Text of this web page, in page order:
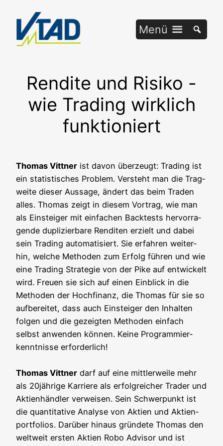
springen
Menü
Rendite und Risiko -
wie Trading wirklich
funktioniert
Tho­mas Vitt­ner ist davon über­zeugt: Tra­ding ist
ein sta­tis­ti­sches Pro­blem. Ver­steht man die Trag­
wei­te die­ser Aus­sa­ge, ändert das beim Traden
alles. Tho­mas zeigt in die­sem Vor­trag, wie man
als Ein­stei­ger mit ein­fa­chen Back­tests her­vor­ra­
gen­de dupli­zier­ba­re Ren­di­ten erzielt und dabei
sein Tra­ding auto­ma­ti­siert. Sie erfah­ren wei­ter­
hin, wel­che Metho­den zum Erfolg füh­ren und wie
eine Tra­ding Stra­te­gie von der Pike auf ent­wi­ckelt
wird. Freu­en sie sich auf einen Ein­blick in die
Metho­den der Hoch­fi­nanz, die Tho­mas für sie so
auf­be­rei­tet, dass auch Ein­stei­ger den Inhal­ten
fol­gen und die gezeig­ten Metho­den ein­fach
selbst anwen­den kön­nen. Kei­ne Pro­gram­mier­
kennt­nis­se erfor­der­lich!
Tho­mas Vitt­ner darf auf eine mitt­ler­wei­le mehr
als 20jährige Kar­rie­re als erfolg­rei­cher Trader und
Akti­en­händ­ler ver­wei­sen. Sein Schwer­punkt ist
die quan­ti­ta­ti­ve Ana­ly­se von Akti­en und Akti­en­
port­fo­li­os. Dar­über hin­aus grün­de­te Tho­mas den
welt­weit ers­ten Akti­en Robo Advi­sor und ist